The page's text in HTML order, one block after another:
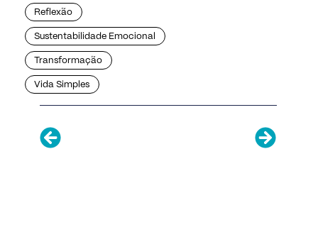
Reflexão
Sustentabilidade Emocional
Transformação
Vida Simples